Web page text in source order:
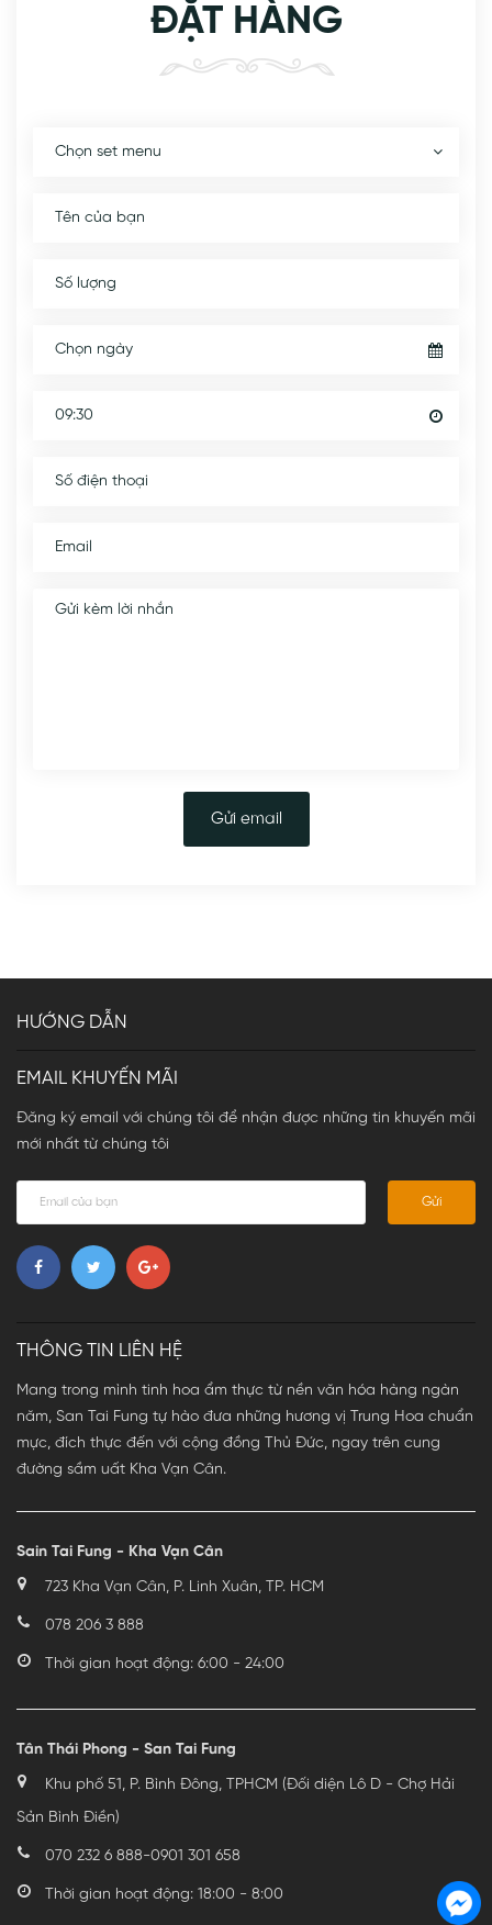
ĐẶT HÀNG
Gửi email
HƯỚNG DẪN
EMAIL KHUYẾN MÃI
Đăng ký email với chúng tôi để nhận được những tin khuyến mãi
mới nhất từ chúng tôi
Gửi
THÔNG TIN LIÊN HỆ
Mang trong mình tinh hoa ẩm thực từ nền văn hóa hàng ngàn
năm, San Tai Fung tự hào đưa những hương vị Trung Hoa chuẩn
mực, đích thực đến với cộng đồng Thủ Đức, ngay trên cung
đường sầm uất Kha Vạn Cân.
Sain Tai Fung - Kha Vạn Cân
723 Kha Vạn Cân, P. Linh Xuân, TP. HCM
078 206 3 888
Thời gian hoạt động: 6:00 - 24:00
Tân Thái Phong - San Tai Fung
Khu phố 51, P. Bình Đông, TPHCM (Đối diện Lô D - Chợ Hải
Sản Bình Điền)
070 232 6 888-0901 301 658
Thời gian hoạt động: 18:00 - 8:00